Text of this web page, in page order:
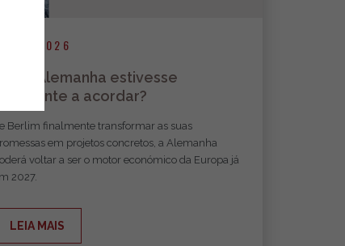
24.07.2026
E se a Alemanha estivesse
finalmente a acordar?
Berlim finalmente transformar as suas
em projetos concretos, a Alemanha
voltar a ser o motor económico da Europa já
2027.
LEIA MAIS